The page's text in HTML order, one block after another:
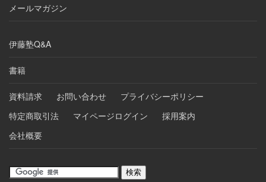
メールマガジン
伊藤塾Q&A
書籍
資料請求 お問い合わせ
プライバシーポリシー
特定商取引法
マイページログイン
採用案内
会社概要